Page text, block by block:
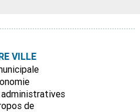
VILLE
administratives
de